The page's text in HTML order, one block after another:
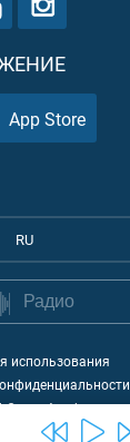
App Store
RU
Радио
использования
Quran Academy